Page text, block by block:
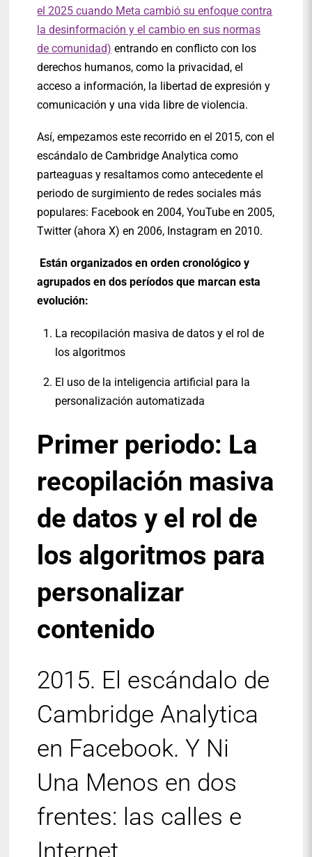
el 2025 cuando Meta cambió su enfoque contra
la desinformación y el cambio en sus normas
de comunidad) entrando en conflicto con los
derechos humanos, como la privacidad, el
acceso a información, la libertad de expresión y
comunicación y una vida libre de violencia.
Así, empezamos este recorrido en el 2015, con el
escándalo de Cambridge Analytica como
parteaguas y resaltamos como antecedente el
periodo de surgimiento de redes sociales más
populares: Facebook en 2004, YouTube en 2005,
Twitter (ahora X) en 2006, Instagram en 2010.
Están organizados en orden cronológico y
agrupados en dos períodos que marcan esta
evolución:
La recopilación masiva de datos y el rol de
los algoritmos
El uso de la inteligencia artificial para la
personalización automatizada
Primer periodo: La
recopilación masiva
de datos y el rol de
los algoritmos para
personalizar
contenido
2015. El escándalo de
Cambridge Analytica
en Facebook. Y Ni
Una Menos en dos
frentes: las calles e
Internet.